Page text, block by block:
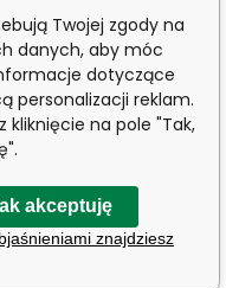
Twojej zgody na
danych, aby móc
dotyczące
personalizacji reklam.
kliknięcie na pole "Tak,
akceptuję
znajdziesz